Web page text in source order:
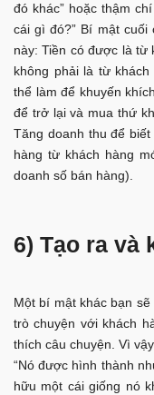
đó khác” hoặc thậm
cái gì đó?” Bí mật
này: Tiền có được là từ
không phải là từ
thể làm để khuyến
để trở lại và mua thứ
Tăng doanh thu để
hàng từ khách hàng
doanh số bán hàng).
6) Tạo ra và
Một bí mật khác bạn
trò chuyện với khách
thích câu chuyện. Vì
“Nó được hình thành
hữu một cái giống nó